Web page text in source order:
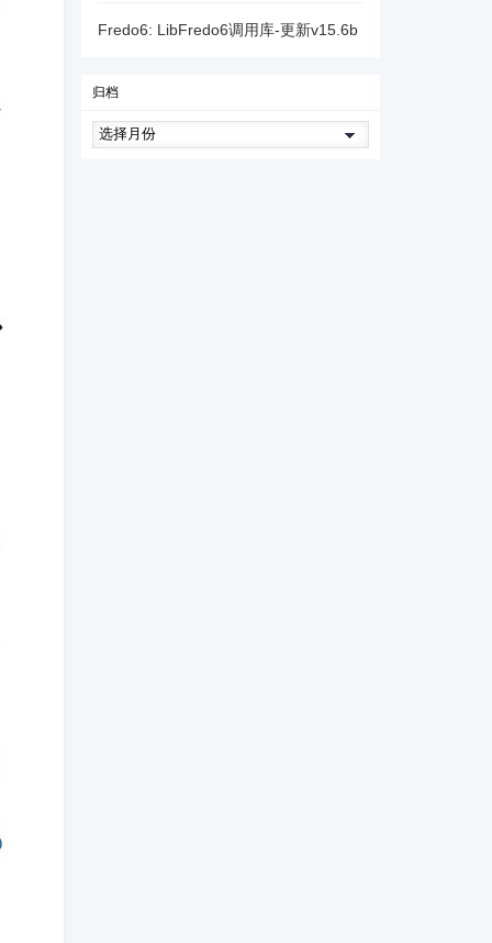
Fredo6: LibFredo6调用库-更新v15.6b
归档